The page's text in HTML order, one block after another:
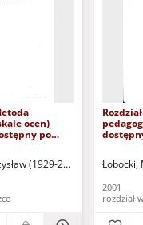
ocen)
po
(1929-2012) Łobocki,
2001
rozdział